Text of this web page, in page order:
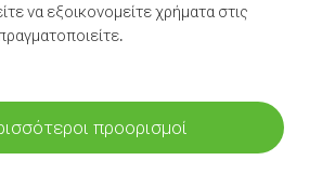
να εξοικονομείτε χρήματα στις
προορισμοί